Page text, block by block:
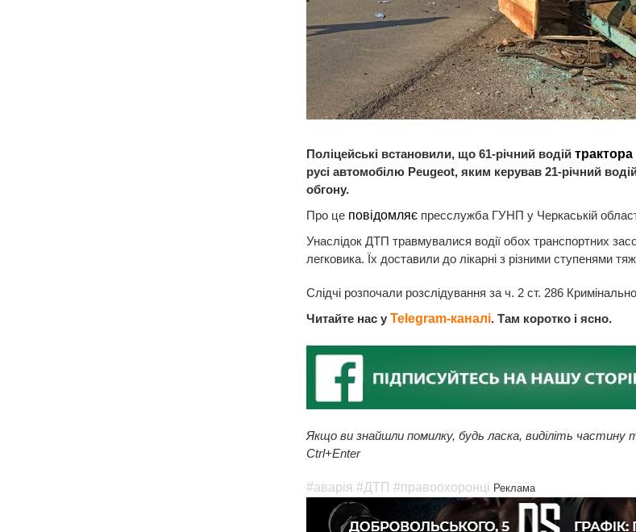
Поліцейські встановили, що 61-річний водій трактора
русі автомобілю Peugeot, яким керував 21-річний
обгону.
Про це повідомляєпресслужба ГУНП у Черкаській
Унаслідок ДТП травмувалися водії обох транспортних
легковика. Їх доставили до лікарні з різними ступенями
Слідчі розпочали розслідування за ч. 2 ст. 286
Читайте нас у Telegram-каналі. Там коротко і ясно.
Якщо ви знайшли помилку, будь ласка, виділіть частину
Ctrl+Enter
#аварія #ДТП #правоохоронці Реклама